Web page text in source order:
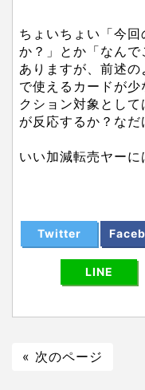
ちょいちょい「今
か？」とか「なん
ありますが、前述
で使えるカードが
クション対象とし
が反応するか？なだ
いい加減転売ヤーに
Twitter
LINE
« 次のページ